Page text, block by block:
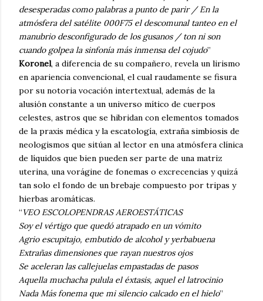
desesperadas como palabras a punto de parir / En la
atmósfera del satélite 000F75 el descomunal tanteo en el
manubrio desconfigurado de los gusanos / ton ni son
cuando golpea la sinfonía más inmensa del cojudo”
Koronel, a diferencia de su compañero, revela un lirismo
en apariencia convencional, el cual raudamente se fisura
por su notoria vocación intertextual, además de la
alusión constante a un universo mítico de cuerpos
celestes, astros que se hibridan con elementos tomados
de la praxis médica y la escatología, extraña simbiosis de
neologismos que sitúan al lector en una atmósfera clínica
de líquidos que bien pueden ser parte de una matriz
uterina, una vorágine de fonemas o excrecencias y quizá
tan solo el fondo de un brebaje compuesto por tripas y
hierbas aromáticas.
“VEO ESCOLOPENDRAS AEROESTÁTICAS
Soy el vértigo que quedó atrapado en un vómito
Agrio escupitajo, embutido de alcohol y yerbabuena
Extrañas dimensiones que rayan nuestros ojos
Se aceleran las callejuelas empastadas de pasos
Aquella muchacha pulula el éxtasis, aquel el latrocinio
Nada Más fonema que mi silencio calcado en el hielo”